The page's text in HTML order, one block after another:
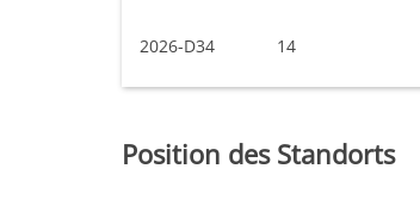
2026-D34 14
Position des Standorts